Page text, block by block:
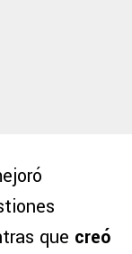
que creó